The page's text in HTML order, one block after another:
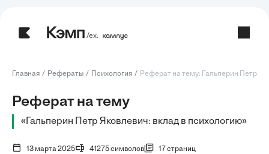
/ех.
Главная Рефераты Психология Реферат на тему: Гальперин Петр
Реферат на тему
«Гальперин Петр Яковлевич: вклад в психологию»
13 марта 2025 41275 символов 17 страниц